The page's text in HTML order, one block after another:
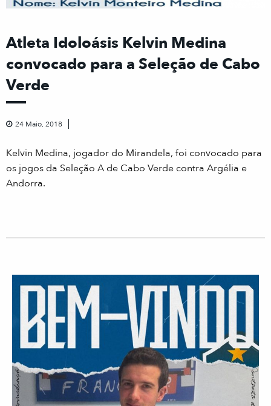
Atleta Idoloásis Kelvin Medina
convocado para a Seleção de Cabo
Verde
24 Maio, 2018
Kelvin Medina, jogador do Mirandela, foi convocado para
os jogos da Seleção A de Cabo Verde contra Argélia e
Andorra.